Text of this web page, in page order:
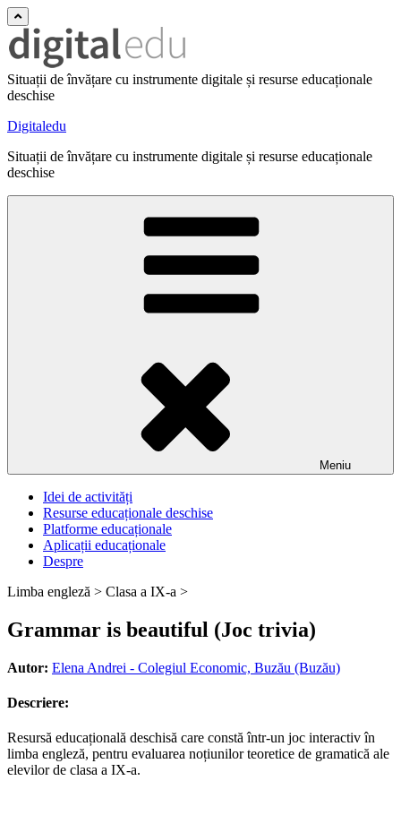
Situații de învățare cu instrumente digitale și resurse educaționale
deschise
Digitaledu
Situații de învățare cu instrumente digitale și resurse educaționale
deschise
Meniu
Idei de activități
Resurse educaționale deschise
Platforme educaționale
Aplicații educaționale
Despre
Limba engleză > Clasa a IX-a >
Grammar is beautiful (Joc trivia)
Autor: Elena Andrei - Colegiul Economic, Buzău (Buzău)
Descriere:
Resursă educațională deschisă care constă într-un joc interactiv în
limba engleză, pentru evaluarea noțiunilor teoretice de gramatică ale
elevilor de clasa a IX-a.